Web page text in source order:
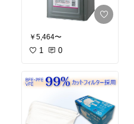
￥5,464〜
1 0